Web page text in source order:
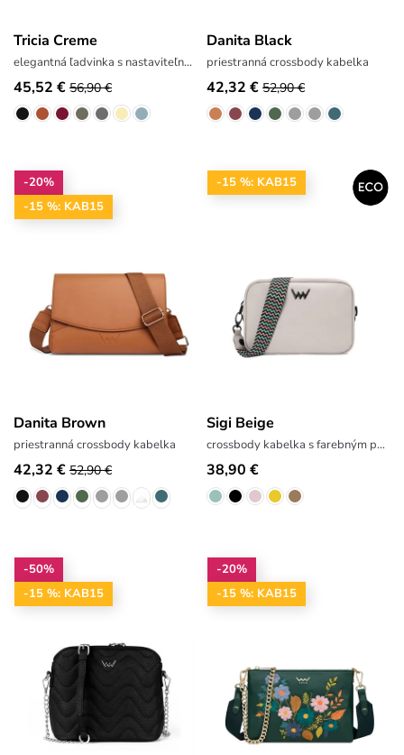
Tricia Creme
elegantná ľadvinka s nastaviteľným popruhom
45,52 € 56,90 €
Danita Black
priestranná crossbody kabelka
42,32 € 52,90 €
-20%
-15 %: KAB15
Danita Brown
priestranná crossbody kabelka
42,32 € 52,90 €
-15 %: KAB15
Sigi Beige
crossbody kabelka s farebným popruhom
38,90 €
-50%
-15 %: KAB15
-20%
-15 %: KAB15